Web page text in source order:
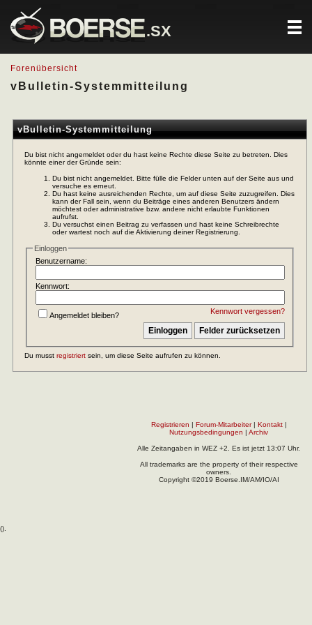
.SX
Forenübersicht
vBulletin-Systemmitteilung
vBulletin-Systemmitteilung
Du bist nicht angemeldet oder du hast keine Rechte diese Seite zu betreten. Dies
könnte einer der Gründe sein:
Du bist nicht angemeldet. Bitte fülle die Felder unten auf der Seite aus und
versuche es erneut.
Du hast keine ausreichenden Rechte, um auf diese Seite zuzugreifen. Dies
kann der Fall sein, wenn du Beiträge eines anderen Benutzers ändern
möchtest oder administrative bzw. andere nicht erlaubte Funktionen
aufrufst.
Du versuchst einen Beitrag zu verfassen und hast keine Schreibrechte
oder wartest noch auf die Aktivierung deiner Registrierung.
Einloggen
Benutzername:
Kennwort:
Kennwort vergessen?
Angemeldet bleiben?
Du musst registriert sein, um diese Seite aufrufen zu können.
Registrieren | Forum-Mitarbeiter| Kontakt|
Nutzungsbedingungen | Archiv
Alle Zeitangaben in WEZ +2. Es ist jetzt 13:07 Uhr.
All trademarks are the property of their respective
owners.
Copyright ©2019 Boerse.IM/AM/IO/AI
().